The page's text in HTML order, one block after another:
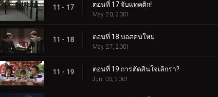
11 - 17 ตอนที่ 17 จับแทคติก!
May. 20, 2001
11 - 18 ตอนที่ 18 บอสคนใหม่
May. 27, 2001
11 - 19 ตอนที่ 19 การตัดสินใจเลิกรา?
Jun. 03, 2001